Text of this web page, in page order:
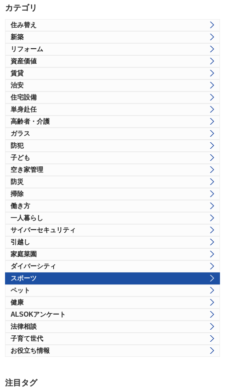
カテゴリ
住み替え
新築
リフォーム
資産価値
賃貸
治安
住宅設備
単身赴任
高齢者・介護
ガラス
防犯
子ども
空き家管理
防災
掃除
働き方
一人暮らし
サイバーセキュリティ
引越し
家庭菜園
ダイバーシティ
スポーツ
ペット
健康
ALSOKアンケート
法律相談
子育て世代
お役立ち情報
注目タグ